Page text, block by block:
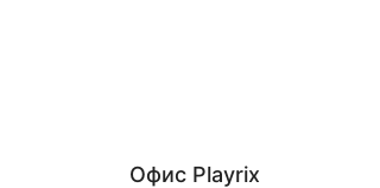
Офис Playrix